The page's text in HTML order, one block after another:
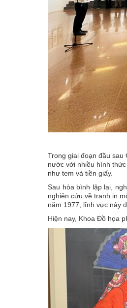
Trong giai đoạn đầu
nước với nhiều hình
như tem và tiền giấy.
Sau hòa bình lập lại,
nghiên cứu về tranh in
năm 1977, lĩnh vực này
Hiện nay, Khoa Đồ họa